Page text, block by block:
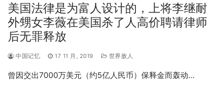
美国法律是为富人设计的，上将李继耐
外甥女李薇在美国杀了人高价聘请律师
后无罪释放
中国记忆 17 11 月, 2019 世界敌人
曾因交出7000万美元（约5亿人民币）保释金而轰动…